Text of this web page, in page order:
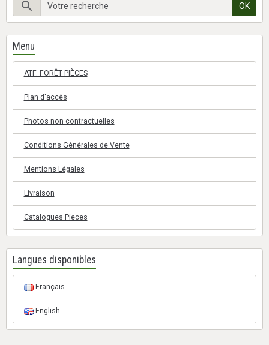
OK
Menu
ATF. FORÊT PIÈCES
Plan d'accès
Photos non contractuelles
Conditions Générales de Vente
Mentions Légales
Livraison
Catalogues Pieces
Langues disponibles
Français
English